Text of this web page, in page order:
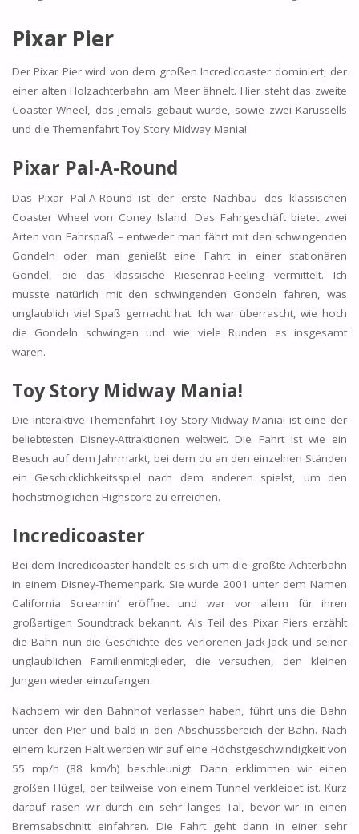
Pixar Pier
Der Pixar Pier wird von dem großen Incredicoaster dominiert, der
einer alten Holzachterbahn am Meer ähnelt. Hier steht das zweite
Coaster Wheel, das jemals gebaut wurde, sowie zwei Karussells
und die Themenfahrt Toy Story Midway Mania!
Pixar Pal-A-Round
Das Pixar Pal-A-Round ist der erste Nachbau des klassischen
Coaster Wheel von Coney Island. Das Fahrgeschäft bietet zwei
Arten von Fahrspaß – entweder man fährt mit den schwingenden
Gondeln oder man genießt eine Fahrt in einer stationären
Gondel, die das klassische Riesenrad-Feeling vermittelt. Ich
musste natürlich mit den schwingenden Gondeln fahren, was
unglaublich viel Spaß gemacht hat. Ich war überrascht, wie hoch
die Gondeln schwingen und wie viele Runden es insgesamt
waren.
Toy Story Midway Mania!
Die interaktive Themenfahrt Toy Story Midway Mania! ist eine der
beliebtesten Disney-Attraktionen weltweit. Die Fahrt ist wie ein
Besuch auf dem Jahrmarkt, bei dem du an den einzelnen Ständen
ein Geschicklichkeitsspiel nach dem anderen spielst, um den
höchstmöglichen Highscore zu erreichen.
Incredicoaster
Bei dem Incredicoaster handelt es sich um die größte Achterbahn
in einem Disney-Themenpark. Sie wurde 2001 unter dem Namen
California Screamin‘ eröffnet und war vor allem für ihren
großartigen Soundtrack bekannt. Als Teil des Pixar Piers erzählt
die Bahn nun die Geschichte des verlorenen Jack-Jack und seiner
unglaublichen Familienmitglieder, die versuchen, den kleinen
Jungen wieder einzufangen.
Nachdem wir den Bahnhof verlassen haben, führt uns die Bahn
unter den Pier und bald in den Abschussbereich der Bahn. Nach
einem kurzen Halt werden wir auf eine Höchstgeschwindigkeit von
55 mp/h (88 km/h) beschleunigt. Dann erklimmen wir einen
großen Hügel, der teilweise von einem Tunnel verkleidet ist. Kurz
darauf rasen wir durch ein sehr langes Tal, bevor wir in einen
Bremsabschnitt einfahren. Die Fahrt geht dann in einer sehr